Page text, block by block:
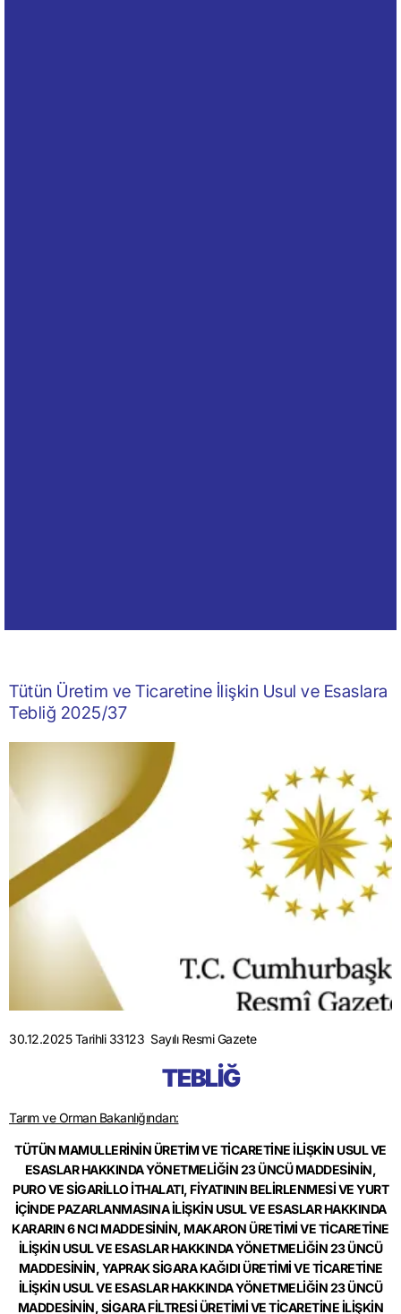
Tütün Üretim ve Ticaretine İlişkin Usul ve Esaslara
Tebliğ 2025/37
30.12.2025 Tarihli 33123 Sayılı Resmi Gazete
TEBLİĞ
Tarım ve Orman Bakanlığından:
TÜTÜN MAMULLERİNİN ÜRETİM VE TİCARETİNE İLİŞKİN USUL VE
ESASLAR HAKKINDA YÖNETMELİĞİN 23 ÜNCÜ MADDESİNİN,
PUROVE SİGARİLLO İTHALATI, FİYATININ BELİRLENMESİ VE YURT
İÇİNDE PAZARLANMASINA İLİŞKİN USUL VE ESASLAR HAKKINDA
KARARIN6 NCI MADDESİNİN, MAKARON ÜRETİMİ VE TİCARETİNE
İLİŞKİN USUL VE ESASLAR HAKKINDA YÖNETMELİĞİN 23 ÜNCÜ
MADDESİNİN, YAPRAK SİGARAKAĞIDI ÜRETİMİ VE TİCARETİNE
İLİŞKİN USULVE ESASLAR HAKKINDA YÖNETMELİĞİN 23 ÜNCÜ
MADDESİNİN, SİGARA FİLTRESİ ÜRETİMİ VE TİCARETİNE İLİŞKİN